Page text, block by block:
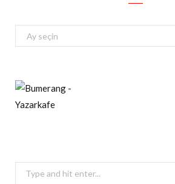
Arşivler
Search